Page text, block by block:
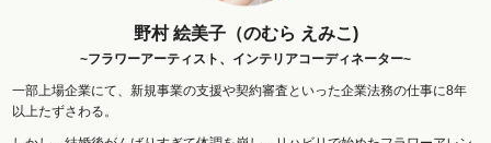
野村 絵美子（のむら えみこ)
~フラワーアーティスト、インテリアコーディネーター~
一部上場企業にて、新規事業の支援や契約審査といった企業法務の仕事に8年
以上たずさわる。